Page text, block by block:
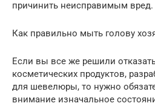
причинить неисправимым вред.
Как правильно мыть голову
Если вы все же решили
косметических продуктов,
для шевелюры, то нужно
внимание изначальное